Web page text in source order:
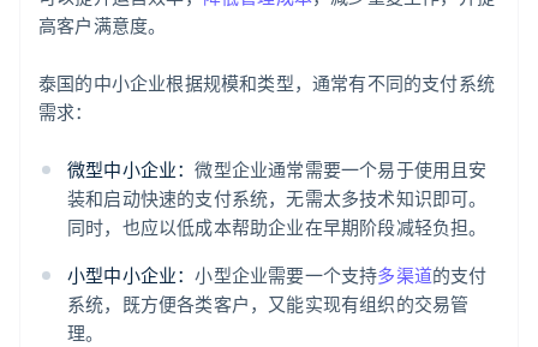
高客户满意度。
泰国的中小企业根据规模和类型，通常有不同的支付系统
需求：
微型中小企业：微型企业通常需要一个易于使用且安
装和启动快速的支付系统，无需太多技术知识即可。
同时，也应以低成本帮助企业在早期阶段减轻负担。
小型中小企业：小型企业需要一个支持多渠道的支付
系统，既方便各类客户，又能实现有组织的交易管
理。